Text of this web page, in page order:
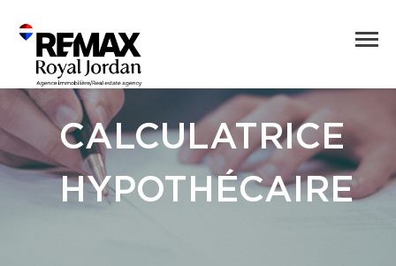
CALCULATRICE
HYPOTHÉCAIRE